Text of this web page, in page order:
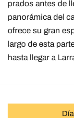
prados antes de
panorámica del
ofrece su gran
largo de esta
hasta llegar a
Día